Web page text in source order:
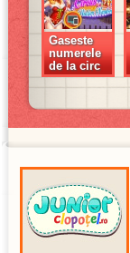
Gaseste
numerele
de la circ